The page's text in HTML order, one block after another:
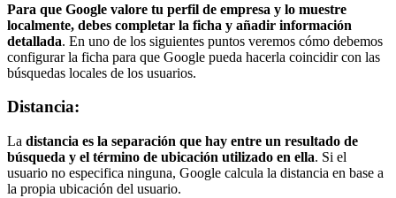
Para que Google valore tu perfil de empresa y lo muestre
localmente, debes completar la ficha y añadir información
detallada. En uno de los siguientes puntos veremos cómo debemos
configurar la ficha para que Google pueda hacerla coincidir con las
búsquedas locales de los usuarios.
Distancia:
La distancia es la separación que hay entre un resultado de
búsqueda y el término de ubicación utilizado en ella. Si el
usuario no especifica ninguna, Google calcula la distancia en base a
la propia ubicación del usuario.